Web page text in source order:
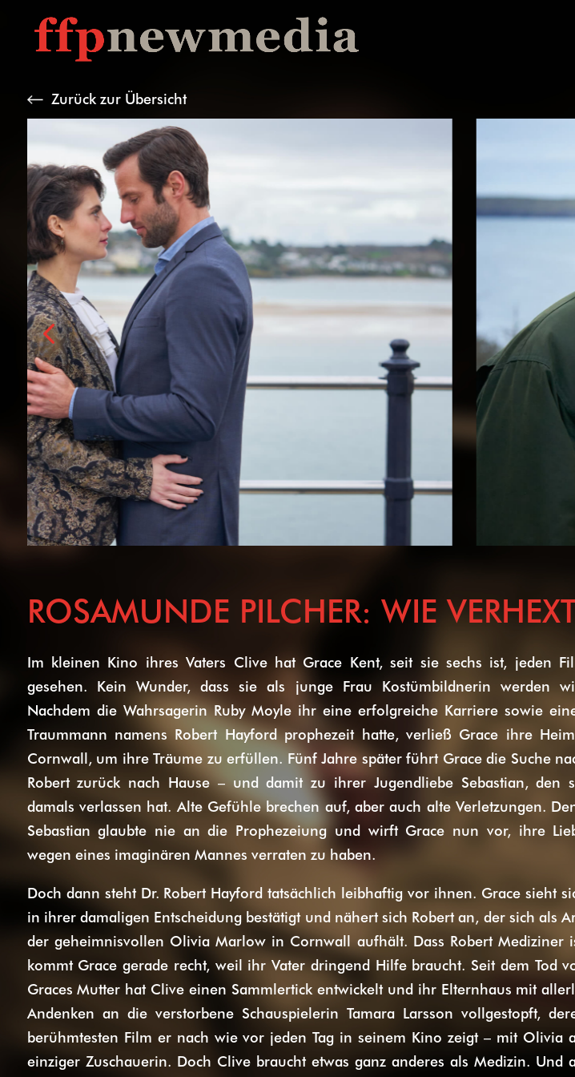
Zurück zur Übersicht
ROSAMUNDE PILCHER: WIE
Im kleinen Kino ihres Vaters Clive hat Grace Kent, seit sie sechs ist, jeden
gesehen. Kein Wunder, dass sie als junge Frau Kostümbildnerin werden
Nachdem die Wahrsagerin Ruby Moyle ihr eine erfolgreiche Karriere sowie
Traummann namens Robert Hayford prophezeit hatte, verließ Grace ihre
Cornwall, um ihre Träume zu erfüllen. Fünf Jahre später führt Grace die Suche
Robert zurück nach Hause – und damit zu ihrer Jugendliebe Sebastian, den
damals verlassen hat. Alte Gefühle brechen auf, aber auch alte Verletzungen.
Sebastian glaubte nie an die Prophezeiung und wirft Grace nun vor, ihre
wegen eines imaginären Mannes verraten zu haben.
Doch dann steht Dr. Robert Hayford tatsächlich leibhaftig vor ihnen. Grace sieht
in ihrer damaligen Entscheidung bestätigt und nähert sich Robert an, der sich als
der geheimnisvollen Olivia Marlow in Cornwall aufhält. Dass Robert Mediziner
kommt Grace gerade recht, weil ihr Vater dringend Hilfe braucht. Seit dem Tod
Graces Mutter hat Clive einen Sammlertick entwickelt und ihr Elternhaus mit
Andenken an die verstorbene Schauspielerin Tamara Larsson vollgestopft,
berühmtesten Film er nach wie vor jeden Tag in seinem Kino zeigt– mit Olivia
einziger Zuschauerin. Doch Clive braucht etwas ganz anderes als Medizin. Und